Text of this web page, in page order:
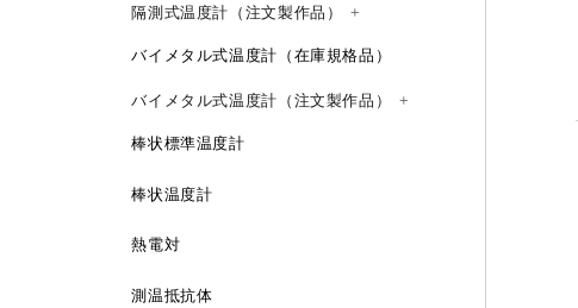
隔測式温度計（注文製作品）
防滴型
壁掛型
防水型
壁掛型
埋込型
S型（下出し型）
T型（裏出し型）
オイル入
壁掛型
埋込型
S型（下出し型）
バイメタル式温度計（在庫規格品）
バイメタル式温度計（注文製作品）
防滴型
T型（裏出し型）
S型（下出し型）
F型（首振り型）
接点付
防水型
資料
棒状標準温度計
棒状温度計
熱電対
測温抵抗体